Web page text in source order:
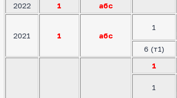
2022
1 абс
2021 1 абс
1
6 (т1)
1
1